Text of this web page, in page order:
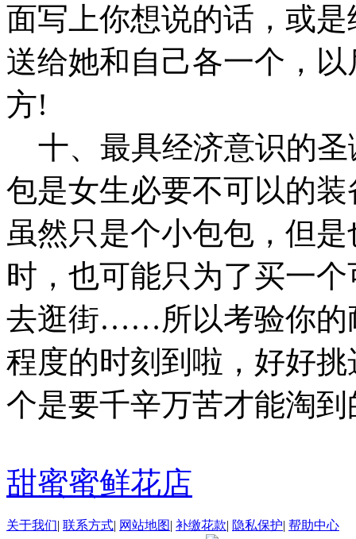
面写上你想说的话，或
送给她和自己各一个，
方!
十、最具经济意识的圣
包是女生必要不可以的
虽然只是个小包包，但
时，也可能只为了买一
去逛街……所以考验你的
程度的时刻到啦，好好
个是要千辛万苦才能淘到
甜蜜蜜鲜花店
关于我们| 联系方式| 网站地图| 补缴花款| 隐私保护| 帮助中心